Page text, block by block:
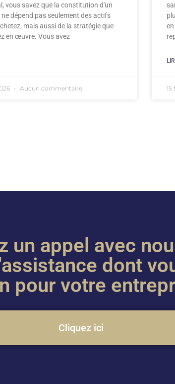
vous savez que la constitution d'un
dépend pas seulement des actifs
mais aussi de la stratégie que
en œuvre. Vous avez
Aucun commentaire 15
un appel avec
dont
pour votre
Cliquez ici